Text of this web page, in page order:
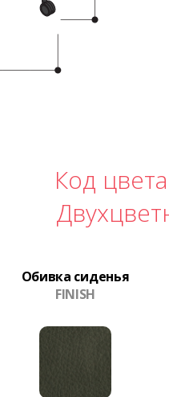
Код
Обивка сиденья
FINISH